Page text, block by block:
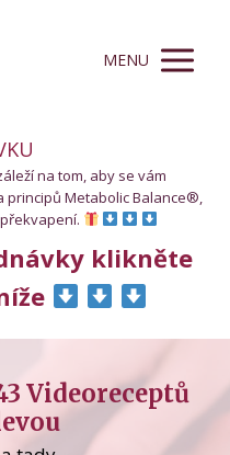
MENU
na tom, aby se vám
principů Metabolic Balance®,
klikněte
Videoreceptů